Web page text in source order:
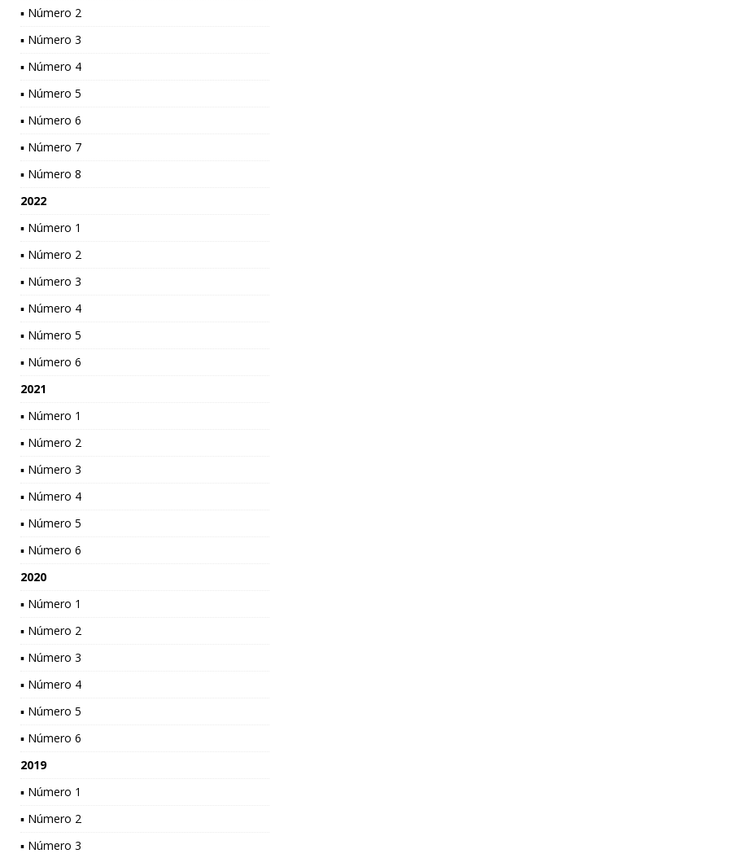
▪ Número 2
▪ Número 3
▪ Número 4
▪ Número 5
▪ Número 6
▪ Número 7
▪ Número 8
2022
▪ Número 1
▪ Número 2
▪ Número 3
▪ Número 4
▪ Número 5
▪ Número 6
2021
▪ Número 1
▪ Número 2
▪ Número 3
▪ Número 4
▪ Número 5
▪ Número 6
2020
▪ Número 1
▪ Número 2
▪ Número 3
▪ Número 4
▪ Número 5
▪ Número 6
2019
▪ Número 1
▪ Número 2
▪ Número 3